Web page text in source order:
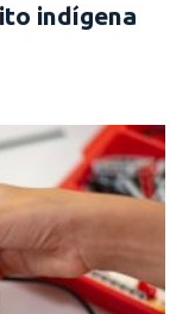
indígena